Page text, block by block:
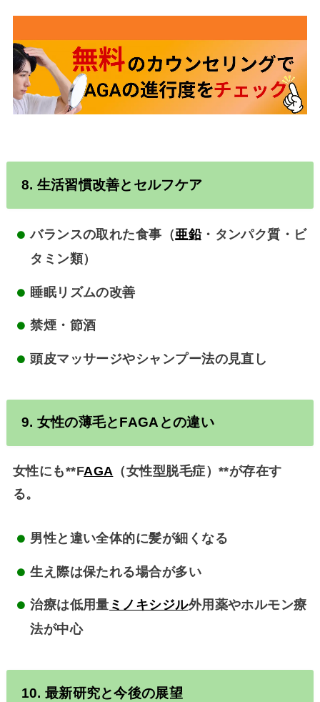
8. 生活習慣改善とセルフケア
バランスの取れた食事（亜鉛・タンパク質・ビ
タミン類）
睡眠リズムの改善
禁煙・節酒
頭皮マッサージやシャンプー法の見直し
9. 女性の薄毛とFAGA との違い
女性にも**FAGA （女性型脱毛症）**が存在す
る。
男性と違い全体的に髪が細くなる
生え際は保たれる場合が多い
治療は低用量 ミノキシジル外用薬やホルモン療
法が中心
10. 最新研究と今後の展望